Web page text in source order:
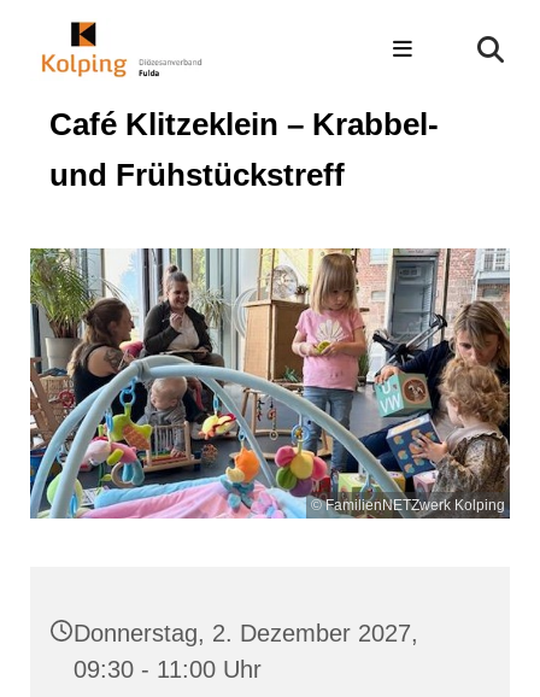
Café Klitzeklein – Krabbel-
und Frühstückstreff
© FamilienNETZwerk Kolping
Donnerstag, 2. Dezember 2027,
09:30 - 11:00 Uhr